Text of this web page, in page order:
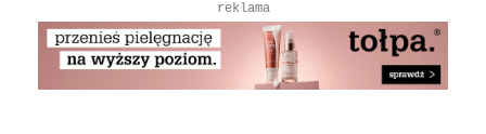
reklama